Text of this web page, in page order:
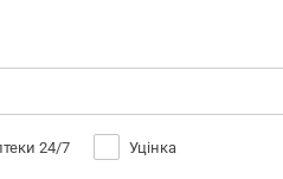
24/7 Уцінка